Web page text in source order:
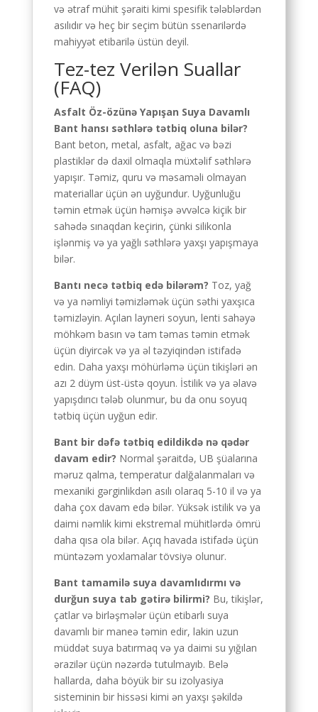
və ətraf mühit şəraiti kimi spesifik tələblərdən
asılıdır və heç bir seçim bütün ssenarilərdə
mahiyyət etibarilə üstün deyil.
Tez-tez Verilən Suallar
(FAQ)
Asfalt Öz-özünə Yapışan Suya Davamlı
Bant hansı səthlərə tətbiq oluna bilər?
Bant beton, metal, asfalt, ağac və bəzi
plastiklər də daxil olmaqla müxtəlif səthlərə
yapışır. Təmiz, quru və məsaməli olmayan
materiallar üçün ən uyğundur. Uyğunluğu
təmin etmək üçün həmişə əvvəlcə kiçik bir
sahədə sınaqdan keçirin, çünki silikonla
işlənmiş və ya yağlı səthlərə yaxşı yapışmaya
bilər.
Bantı necə tətbiq edə bilərəm? Toz, yağ
və ya nəmliyi təmizləmək üçün səthi yaxşıca
təmizləyin. Açılan layneri soyun, lenti sahəyə
möhkəm basın və tam təmas təmin etmək
üçün diyircək və ya əl təzyiqindən istifadə
edin. Daha yaxşı möhürləmə üçün tikişləri ən
azı 2 düym üst-üstə qoyun. İstilik və ya əlavə
yapışdırıcı tələb olunmur, bu da onu soyuq
tətbiq üçün uyğun edir.
Bant bir dəfə tətbiq edildikdə nə qədər
davam edir? Normal şəraitdə, UB şüalarına
məruz qalma, temperatur dalğalanmaları və
mexaniki gərginlikdən asılı olaraq 5-10 il və ya
daha çox davam edə bilər. Yüksək istilik və ya
daimi nəmlik kimi ekstremal mühitlərdə ömrü
daha qısa ola bilər. Açıq havada istifadə üçün
müntəzəm yoxlamalar tövsiyə olunur.
Bant tamamilə suya davamlıdırmı və
durğun suya tab gətirə bilirmi? Bu, tikişlər,
çatlar və birləşmələr üçün etibarlı suya
davamlı bir maneə təmin edir, lakin uzun
müddət suya batırmaq və ya daimi su yığılan
ərazilər üçün nəzərdə tutulmayıb. Belə
hallarda, daha böyük bir su izolyasiya
sisteminin bir hissəsi kimi ən yaxşı şəkildə